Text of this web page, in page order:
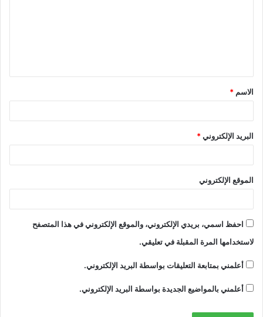
ق
*
الاسم *
البريد الإلكتروني*
الموقع الإلكتروني
احفظ اسمي، بريدي الإلكتروني، والموقع الإلكتروني في هذا المتصفح
لاستخدامها المرة المقبلة في تعليقي.
أعلمني بمتابعة التعليقات بواسطة البريد الإلكتروني.
أعلمني بالمواضيع الجديدة بواسطة البريد الإلكتروني.